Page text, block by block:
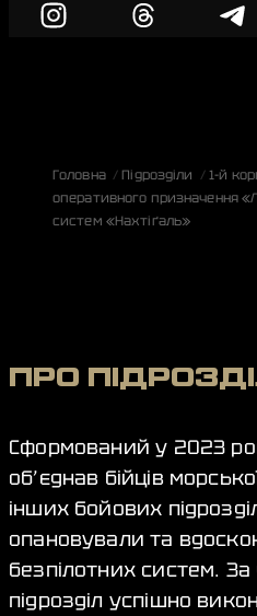
Головна Підрозділи 1-й
оперативного призначення
систем «Нахтіґаль»
ПРО
Сформований у 2023
об’єднав бійців
інших бойових
опановували та
безпілотних систем. За
підрозділ успішно